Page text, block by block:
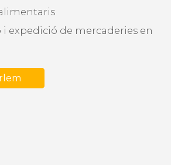
i expedició de mercaderies en